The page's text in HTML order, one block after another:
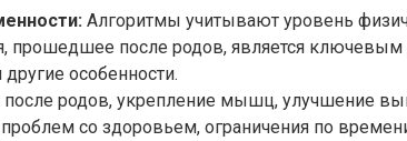
Алгоритмы учитывают уровень
прошедшее после родов, является ключевым
особенности.
после родов, укрепление мышц, улучшение
со здоровьем, ограничения по